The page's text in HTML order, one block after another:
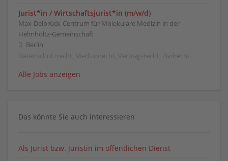
Jurist*in / Wirtschafts­jurist*in (m/w/d)
Max-Delbrück-Centrum für Molekulare Medizin in der
Helmholtz-Gemeinschaft
Berlin
Datenschutzrecht, Medizinrecht, Vertragsrecht, Zivilrecht
Alle Jobs anzeigen
Das könnte Sie auch interessieren
Als Jurist bzw. Juristin im öffentlichen Dienst